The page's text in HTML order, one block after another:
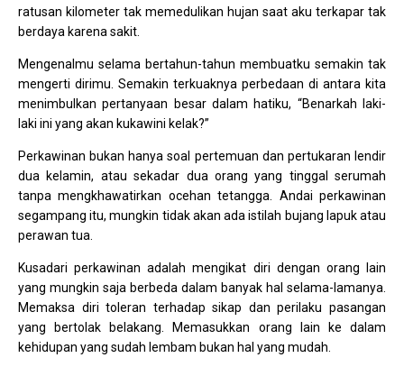
ratusan kilometer tak memedulikan hujan saat aku terkapar tak
berdaya karena sakit.
Mengenalmu selama bertahun-tahun membuatku semakin tak
mengerti dirimu. Semakin terkuaknya perbedaan di antara kita
menimbulkan pertanyaan besar dalam hatiku, “Benarkah laki-
laki ini yang akan kukawini kelak?”
Perkawinan bukan hanya soal pertemuan dan pertukaran lendir
dua kelamin, atau sekadar dua orang yang tinggal serumah
tanpa mengkhawatirkan ocehan tetangga. Andai perkawinan
segampang itu, mungkin tidak akan ada istilah bujang lapuk atau
perawan tua.
Kusadari perkawinan adalah mengikat diri dengan orang lain
yang mungkin saja berbeda dalam banyak hal selama-lamanya.
Memaksa diri toleran terhadap sikap dan perilaku pasangan
yang bertolak belakang. Memasukkan orang lain ke dalam
kehidupan yang sudah lembam bukan hal yang mudah.